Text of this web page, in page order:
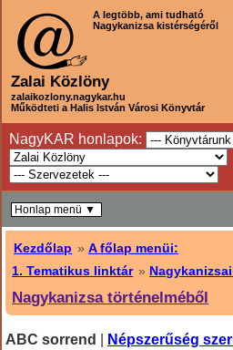
A legtöbb, ami tudható
Nagykanizsa kistérségéről
Zalai Közlöny
zalaikozlony.nagykar.hu
Működteti a Halis István Városi Könyvtár
NagyKAR honlapok:
Kezdőlap »A főlap menüi:
1. Tematikus linktár »
Nagykanizsa történelméből
ABC sorrend Népszerűség
Honlap menü ▼